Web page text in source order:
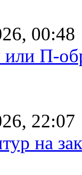
00:48
П-
22:07
на